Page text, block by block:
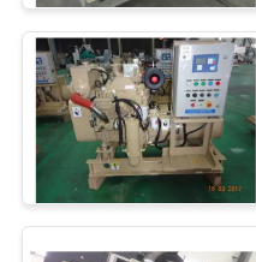
Grupo
diesel de